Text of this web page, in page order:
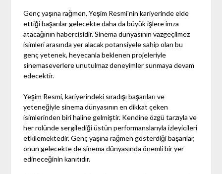
Genç yaşına rağmen, Yeşim Resmi'nin kariyerinde elde
ettiği başarılar gelecekte daha da büyük işlere imza
atacağının habercisidir. Sinema dünyasının vazgeçilmez
isimleri arasında yer alacak potansiyele sahip olan bu
genç yetenek, heyecanla beklenen projeleriyle
sinemaseverlere unutulmaz deneyimler sunmaya devam
edecektir.
Yeşim Resmi, kariyerindeki sıradışı başarıları ve
yeteneğiyle sinema dünyasının en dikkat çeken
isimlerinden biri haline gelmiştir. Kendine özgü tarzıyla ve
her rolünde sergilediği üstün performanslarıyla izleyicileri
etkilemektedir. Genç yaşına rağmen gösterdiği başarılar,
onun gelecekte de sinema dünyasında önemli bir yer
edineceğinin kanıtıdır.